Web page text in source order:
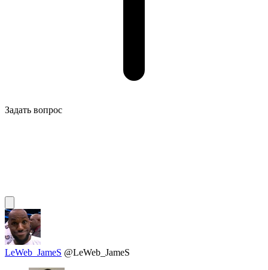
Задать вопрос
LeWeb_JameS @LeWeb_JameS